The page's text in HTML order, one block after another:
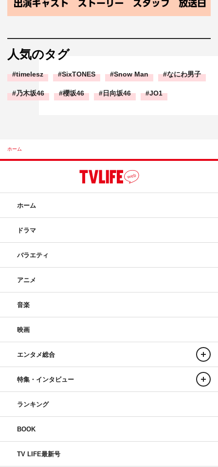
人気のタグ
timelesz SixTONES Snow Man なにわ男子
乃木坂46 櫻坂46 日向坂46 JO1
ホーム
ホーム
ドラマ
バラエティ
アニメ
音楽
映画
エンタメ総合
特集・インタビュー
ランキング
BOOK
TV LIFE最新号